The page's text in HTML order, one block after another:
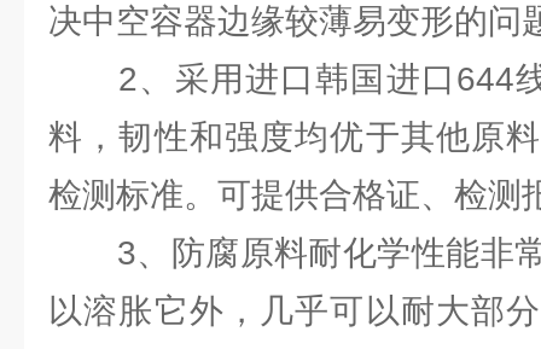
决中空容器边缘较薄易变形的问
2、采用进口韩国进口644线
料，韧性和强度均优于其他原
检测标准。可提供合格证、检测
3、防腐原料耐化学性能非
以溶胀它外，几乎可以耐大部